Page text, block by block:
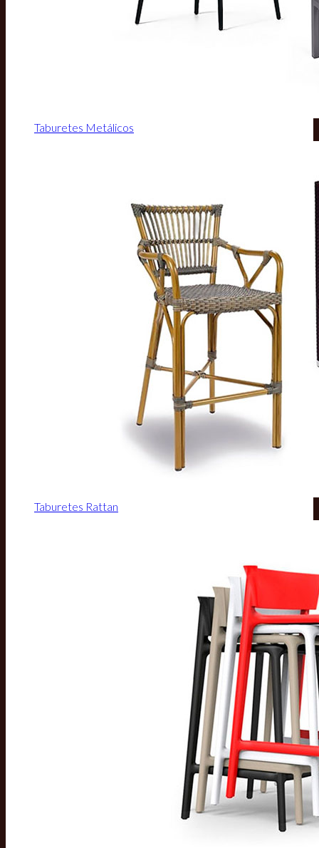
Taburetes Metálicos
Taburetes Rattan